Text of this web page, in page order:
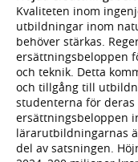
Kvaliteten inom
utbildningar inom
behöver stärkas.
ersättningsbeloppen
och teknik. Detta
och tillgång till
studenterna för deras
ersättningsbeloppen
lärarutbildningarnas
del av satsningen.